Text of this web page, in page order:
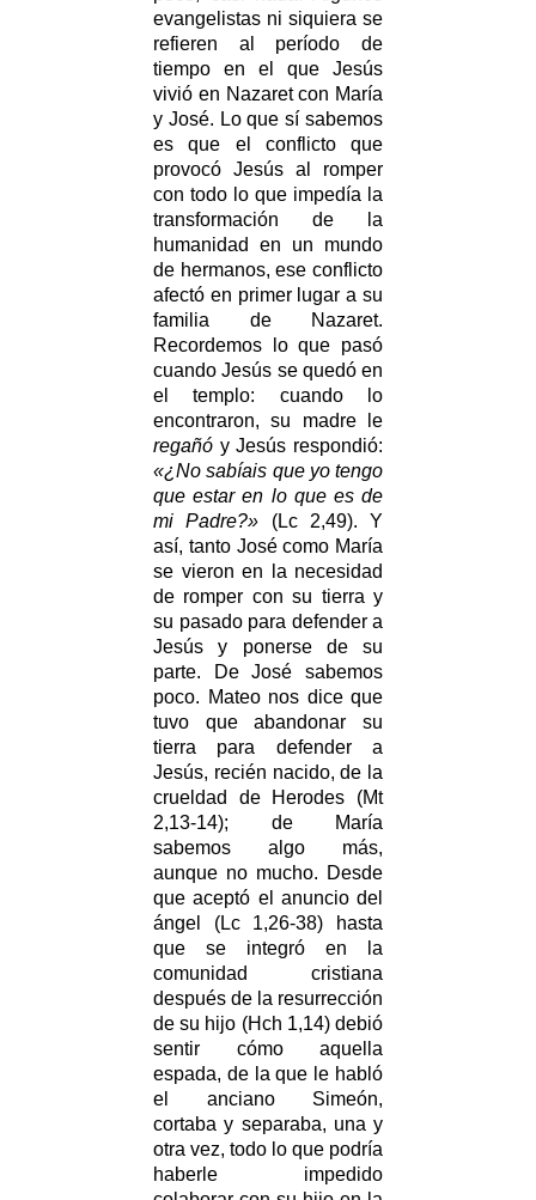
evangelistas ni siquiera se
refieren al período de
tiempo en el que Jesús
vivió en Nazaret con María
y José. Lo que sí sabemos
es que el conflicto que
provocó Jesús al romper
con todo lo que impedía la
transformación de la
humanidad en un mundo
de hermanos, ese conflicto
afectó en primer lugar a su
familia de Nazaret.
Recordemos lo que pasó
cuando Jesús se quedó en
el templo: cuando lo
encontraron, su madre le
regañó y Jesús respondió:
«¿No sabíais que yo tengo
que estar en lo que es de
mi Padre?» (Lc 2,49). Y
así, tanto José como María
se vieron en la necesidad
de romper con su tierra y
su pasado para defender a
Jesús y ponerse de su
parte. De José sabemos
poco. Mateo nos dice que
tuvo que abandonar su
tierra para defender a
Jesús, recién nacido, de la
crueldad de Herodes (Mt
2,13-14); de María
sabemos algo más,
aunque no mucho. Desde
que aceptó el anuncio del
ángel (Lc 1,26-38) hasta
que se integró en la
comunidad cristiana
después de la resurrección
de su hijo (Hch 1,14) debió
sentir cómo aquella
espada, de la que le habló
el anciano Simeón,
cortaba y separaba, una y
otra vez, todo lo que podría
haberle impedido